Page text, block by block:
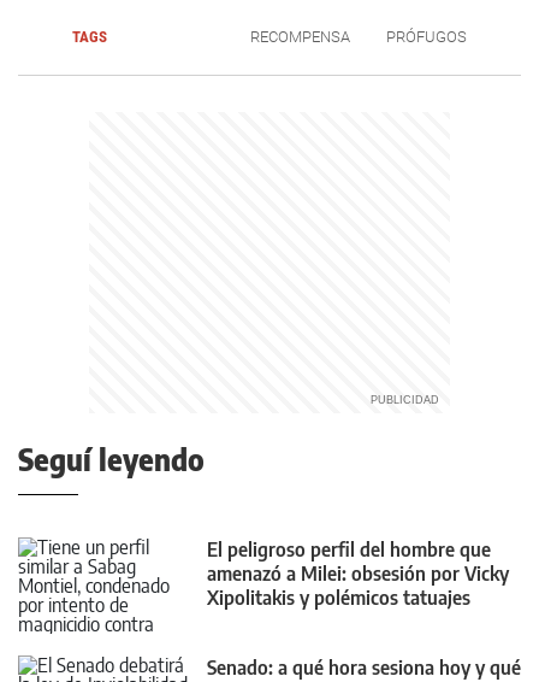
TAGS RECOMPENSA PRÓFUGOS
Seguí leyendo
El peligroso perfil del hombre que
amenazó a Milei: obsesión por Vicky
Xipolitakis y polémicos tatuajes
Senado: a qué hora sesiona hoy y qué